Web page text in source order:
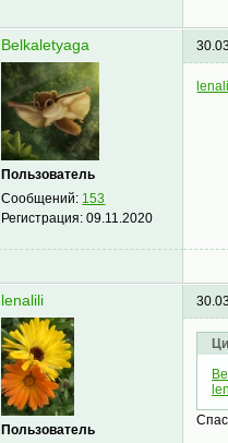
Belkaletyaga
Пользователь
Сообщений: 153
Регистрация:09.11.2020
lenalili
Пользователь